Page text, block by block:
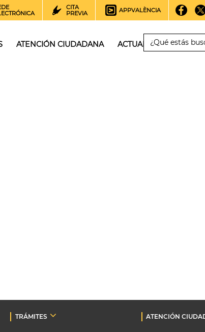
CITA
PREVIA
APPVALÈNCIA
ATENCIÓN CIUDADANA ACTUALIDAD
TRÁMITES
ATENCIÓN